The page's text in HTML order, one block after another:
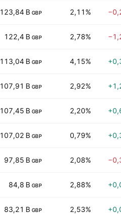
123,84 B GBP 2,11%
122,4 B GBP 2,78%
113,04 B GBP 4,15%
107,91 B GBP 2,92%
107,45 B GBP 2,20%
107,02 B GBP 0,79%
97,85 B GBP 2,08%
84,8 B GBP 2,88%
83,21 B GBP 2,53%